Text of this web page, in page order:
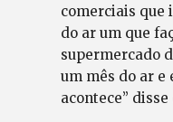
comerciais que
do ar um que
supermercado
um mês do ar e
acontece”